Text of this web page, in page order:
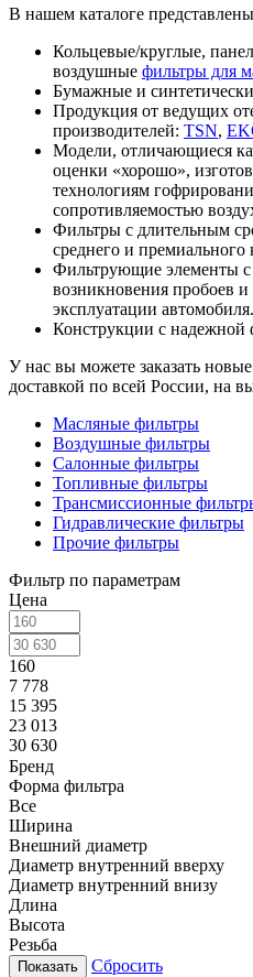
В нашем каталоге
Кольцевые/круглые,
воздушные фильтры для
Бумажные и
Продукция от ведущих
производителей: TSN,
Модели, отличающиеся
оценки «хорошо»,
технологиям
сопротивляемостью
Фильтры с длительным
среднего и премиального
Фильтрующие элементы с
возникновения пробоев
эксплуатации автомобиля.
Конструкции с
У нас вы можете заказать
доставкой по всей России, на
Масляные фильтры
Воздушные фильтры
Салонные фильтры
Топливные фильтры
Трансмиссионные
Гидравлические фильтры
Прочие фильтры
Фильтр по параметрам
Цена
160
7 778
15 395
23 013
30 630
Бренд
Форма фильтра
Все
Ширина
Внешний диаметр
Диаметр внутренний вверху
Диаметр внутренний внизу
Длина
Высота
Резьба
Сбросить